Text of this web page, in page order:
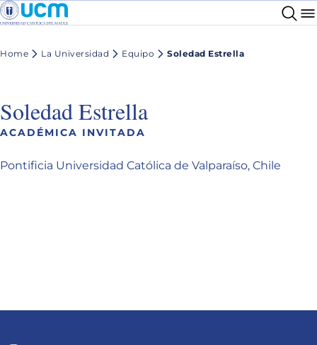
Home La Universidad Equipo Soledad Estrella
Soledad Estrella
ACADÉMICA INVITADA
Pontificia Universidad Católica de Valparaíso, Chile